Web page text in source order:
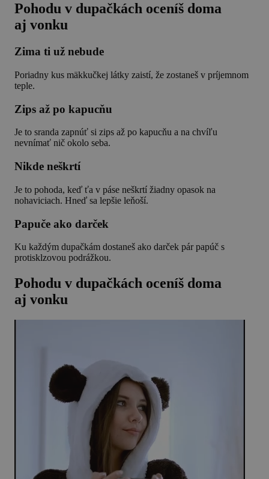
Pohodu v dupačkách oceníš doma
aj vonku
Zima ti už nebude
Poriadny kus mäkkučkej látky zaistí, že zostaneš v príjemnom
teple.
Zips až po kapucňu
Je to sranda zapnúť si zips až po kapucňu a na chvíľu
nevnímať nič okolo seba.
Nikde neškrtí
Je to pohoda, keď ťa v páse neškrtí žiadny opasok na
nohaviciach. Hneď sa lepšie leňoší.
Papuče ako darček
Ku každým dupačkám dostaneš ako darček pár papúč s
protisklzovou podrážkou.
Pohodu v dupačkách oceníš doma
aj vonku